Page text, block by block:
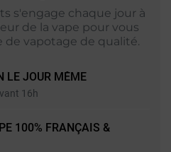
s'engage chaque jour à
de la vape pour vous
de vapotage de qualité.
LE JOUR MÊME
16h
100% FRANÇAIS &